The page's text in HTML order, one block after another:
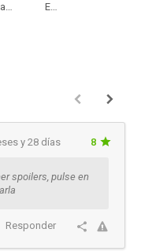
Estreno
y 28 días 8
spoilers, pulse en
Responder